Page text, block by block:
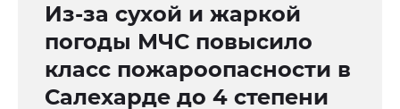
Из-за сухой и жаркой
погоды МЧС повысило
класс пожароопасности в
Салехарде до 4 степени